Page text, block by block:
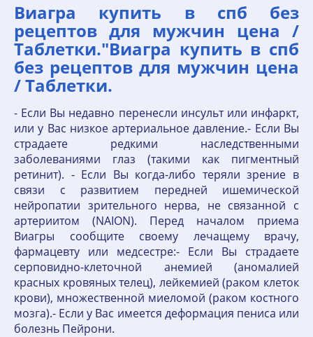
Виагра купить в спб без
рецептов для мужчин цена /
Таблетки."Виагра купить в спб
без рецептов для мужчин цена
/ Таблетки.
- Если Вы недавно перенесли инсульт или инфаркт,
или у Вас низкое артериальное давление.- Если Вы
страдаете редкими наследственными
заболеваниями глаз (такими как пигментный
ретинит). - Если Вы когда-либо теряли зрение в
связи с развитием передней ишемической
нейропатии зрительного нерва, не связанной с
артериитом (NAION). Перед началом приема
Виагры сообщите своему лечащему врачу,
фармацевту или медсестре:- Если Вы страдаете
серповидно-клеточной анемией (аномалией
красных кровяных телец), лейкемией (раком клеток
крови), множественной миеломой (раком костного
мозга).- Если у Вас имеется деформация пениса или
болезнь Пейрони.